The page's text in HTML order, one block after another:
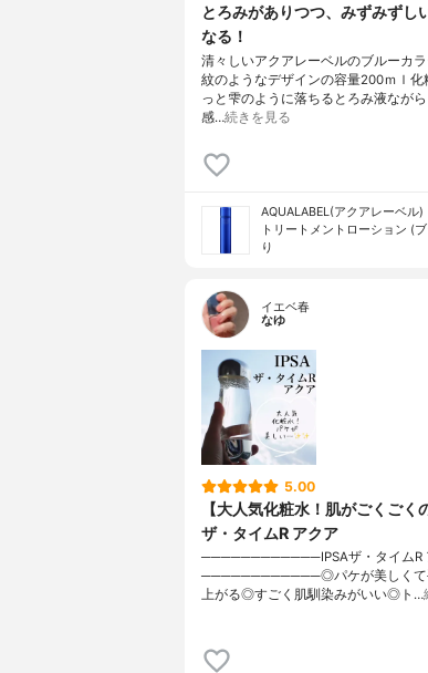
とろみがありつつ、みずみずし
なる！
清々しいアクアレーベルのブルーカ
紋のようなデザインの容量200ｍｌ化
っと雫のように落ちるとろみ液なが
感…続きを見る
AQUALABEL(アクアレーベル)
トリートメントローション (
り
イエベ春
なゆ
5.00
【大人気化粧水！肌がごくごく
ザ・タイムR アクア
────────────IPSAザ・タイムR
────────────◎パケが美しくて
上がる◎すごく肌馴染みがいい◎ト…